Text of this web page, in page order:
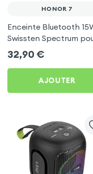
HONOR 7
Enceinte Bluetooth
Swissten Spectrum
Honor 7
32,90 €
AJOUTER